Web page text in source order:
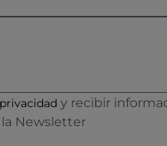
y recibir
Newsletter